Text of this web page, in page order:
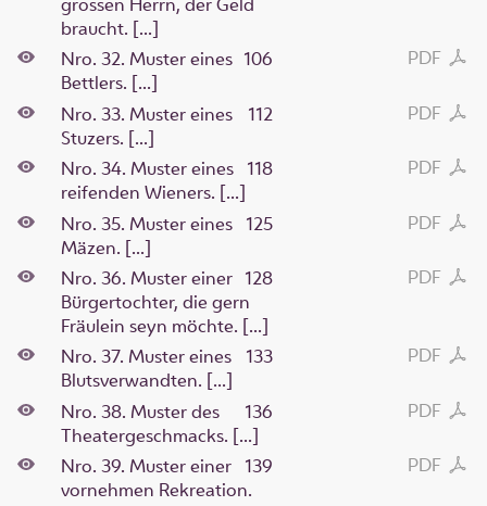
braucht. [...]
PDF
106
Nro. 32. Muster eines
Bettlers. [...]
PDF
112
Nro. 33. Muster eines
Stuzers. [...]
PDF
118
Nro. 34. Muster eines
reifenden Wieners. [...]
PDF
125
Nro. 35. Muster eines
Mäzen. [...]
PDF
128
Nro. 36. Muster einer
Bürgertochter, die gern
Fräulein seyn möchte. [...]
PDF
133
Nro. 37. Muster eines
Blutsverwandten. [...]
PDF
136
Nro. 38. Muster des
Theatergeschmacks. [...]
PDF
139
Nro. 39. Muster einer
vornehmen Rekreation.